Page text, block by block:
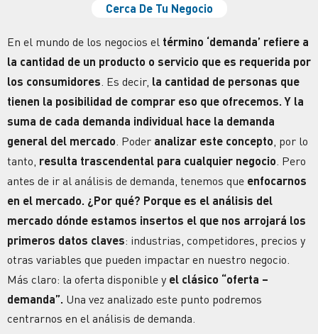
Cerca De Tu Negocio
En el mundo de los negocios el término ‘demanda’ refiere a
la cantidad de un producto o servicio que es requerida por
los consumidores . Es decir, la cantidad de personas que
tienen la posibilidad de comprar eso que ofrecemos. Y la
suma de cada demanda individual hace la demanda
general del mercado . Poder analizar este concepto , por lo
tanto, resulta trascendental para cualquier negocio . Pero
antes de ir al análisis de demanda, tenemos que enfocarnos
en el mercado. ¿Por qué? Porque es el análisis del
mercado dónde estamos insertos el que nos arrojará los
primeros datos claves: industrias, competidores, precios y
otras variables que pueden impactar en nuestro negocio.
Más claro: la oferta disponible y el clásico “oferta –
demanda”. Una vez analizado este punto podremos
centrarnos en el análisis de demanda.